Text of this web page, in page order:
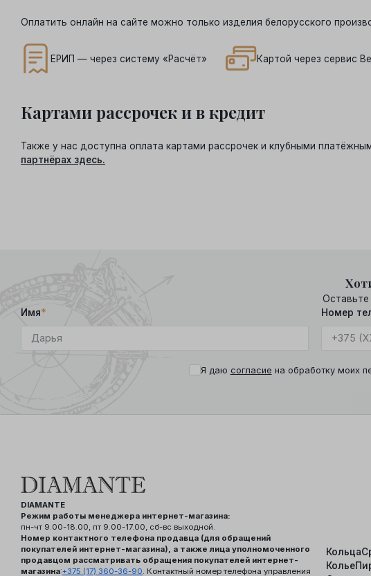
Оплатить онлайн на сайте можно только изделия белорусского
ЕРИП — через систему «Расчёт» Картой через сервис
Картами рассрочек и в кредит
Также у нас доступна оплата картами рассрочек и клубными
партнёрах здесь.
Имя* Номер
Я даю согласие на обработку моих
DIAMANTE
Режим работы менеджера интернет-магазина:
пн-чт 9.00-18.00, пт 9.00-17.00, сб-вс выходной.
Номер контактного телефона продавца (для обращений
покупателей интернет-магазина), а также лица уполномоченного
продавцом рассматривать обращения покупателей интернет-
магазина:+375 (17) 360-36-90 . Контактный номер телефона управления
Кольца
Колье